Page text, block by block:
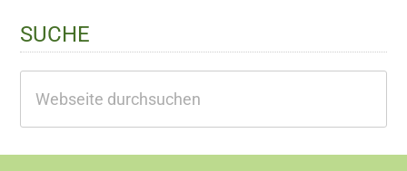
SUCHE
durchsuchen